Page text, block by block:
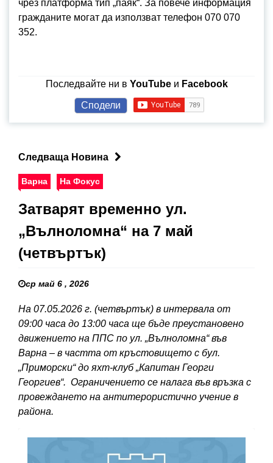
чрез платформа тип „паяк“. За повече информация
гражданите могат да използват телефон 070 070
352.
Последвайте ни в YouTubeи Facebook
Сподели
Следваща Новина
Варна На Фокус
Затварят временно ул.
„Вълноломна“ на 7 май
(четвъртък)
ср май 6 , 2026
На 07.05.2026 г. (четвъртък) в интервала от
09:00 часа до 13:00 часа ще бъде преустановено
движението на ППС по ул. „Вълноломна“ във
Варна – в частта от кръстовището с бул.
„Приморски“ до яхт-клуб „Капитан Георги
Георгиев“. Ограничението се налага във връзка с
провеждането на антитерористично учение в
района.